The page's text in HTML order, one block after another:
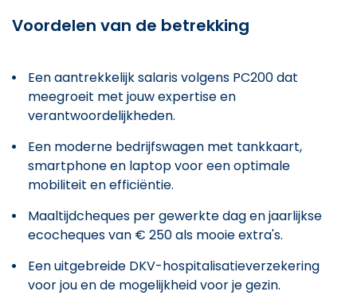
Voordelen van de betrekking
Een aantrekkelijk salaris volgens PC200 dat
meegroeit met jouw expertise en
verantwoordelijkheden.
Een moderne bedrijfswagen met tankkaart,
smartphone en laptop voor een optimale
mobiliteit en efficiëntie.
Maaltijdcheques per gewerkte dag en jaarlijkse
ecocheques van € 250 als mooie extra's.
Een uitgebreide DKV-hospitalisatieverzekering
voor jou en de mogelijkheid voor je gezin.